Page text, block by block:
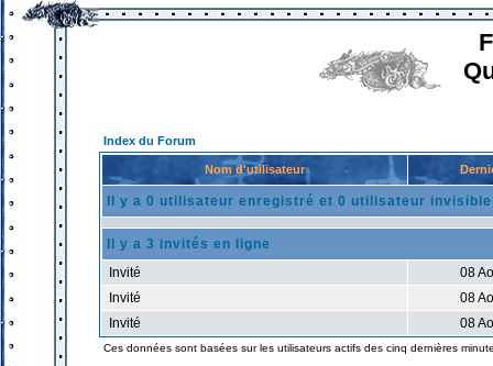
Index du Forum
Nom d'utilisateur
Il y a 0 utilisateur enregistré et 0 utilisateur
Il y a 3 invités en ligne
Invité
08
Invité
08
Invité
08
Ces données sont basées sur les utilisateurs actifs des cinq dernières